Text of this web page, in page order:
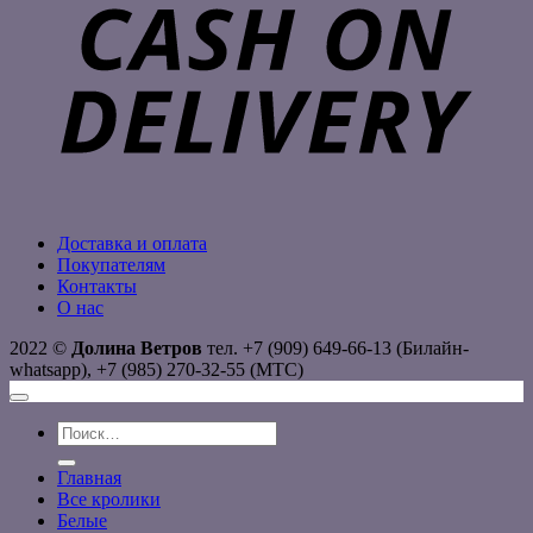
Доставка и оплата
Покупателям
Контакты
О нас
2022 © Долина Ветров тел. +7 (909) 649-66-13 (Билайн-
whatsapp), +7 (985) 270-32-55 (МТС)
Искать:
Главная
Все кролики
Белые